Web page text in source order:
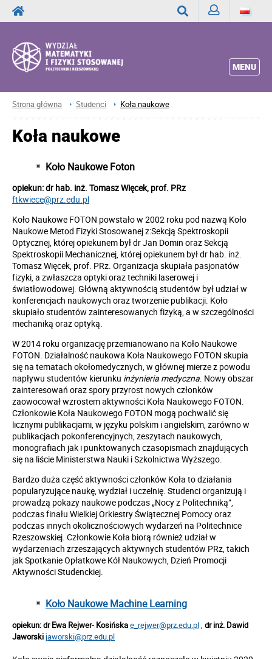
MENU
Strona główna Studenci Koła naukowe
Koła naukowe
Koło Naukowe Foton
opiekun: dr hab. inż. Tomasz Więcek, prof. PRz
ftkwiece@prz.edu.pl
Koło Naukowe FOTON powstało w 2002 roku pod nazwą Koło
Naukowe Metod Fizyki Stosowanej z:Sekcją Spektroskopii
Optycznej, której opiekunem był dr Jan Domin oraz Sekcją
Spektroskopii Mechanicznej, której opiekunem był dr hab. inż.
Tomasz Więcek, prof. PRz. Organizacja skupiała pasjonatów
fizyki, a zwłaszcza optyki oraz techniki laserowej i
światłowodowej. Główną aktywnością studentów był udział w
konferencjach naukowych oraz tworzenie publikacji. Koło
skupiało studentów zainteresowanych fizyką, a w szczególności
mechaniką oraz optyką.
W 2014 roku organizację przemianowano na Koło Naukowe
FOTON. Działalność naukowa Koła Naukowego FOTON skupia
się na tematach okołomedycznych, w głównej mierze z powodu
napływu studentów kierunku inżynieria medyczna. Nowy obszar
zainteresowań oraz spory przyrost nowych członków
zaowocował wzrostem aktywności Koła Naukowego FOTON.
Członkowie Koła Naukowego FOTON mogą pochwalić się
licznymi publikacjami, w języku polskim i angielskim, zarówno w
publikacjach pokonferencyjnych, zeszytach naukowych,
monografiach jak i punktowanych czasopismach znajdujących
się na liście Ministerstwa Nauki i Szkolnictwa Wyższego.
Bardzo duża część aktywności członków Koła to działania
popularyzujące naukę, wydział i uczelnię. Studenci organizują i
prowadzą pokazy naukowe podczas „Nocy z Politechniką”,
podczas finału Wielkiej Orkiestry Świątecznej Pomocy oraz
podczas innych okolicznościowych wydarzeń na Politechnice
Rzeszowskiej. Członkowie Koła biorą również udział w
wydarzeniach zrzeszających aktywnych studentów PRz, takich
jak Spotkanie Opłatkowe Kół Naukowych, Dzień Promocji
Aktywności Studenckiej.
Koło Naukowe Machine Learning
opiekun: dr Ewa Rejwer- Kosińskae_rejwer@prz.edu.pl, dr inż. Dawid
Jaworski jaworski@prz.edu.pl